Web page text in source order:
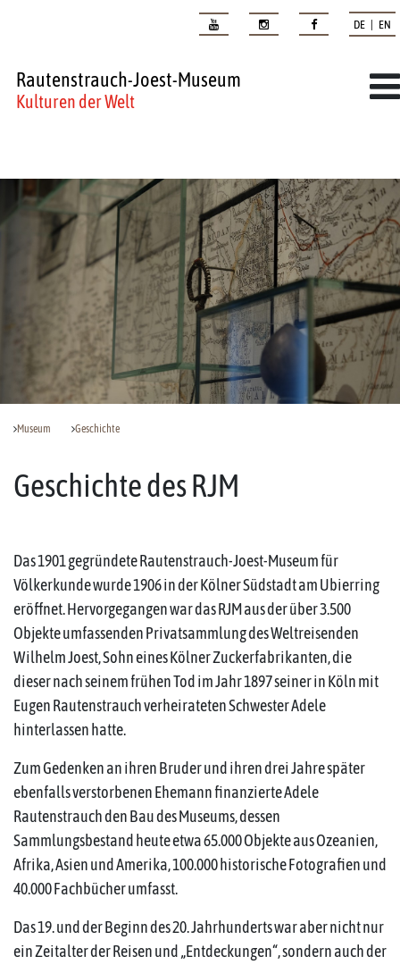
DE | EN
Rautenstrauch-Joest-Museum
Kulturen der Welt
Museum Geschichte
Geschichte des RJM
Das 1901 gegründete Rautenstrauch-Joest-Museum für
Völkerkunde wurde 1906 in der Kölner Südstadt am Ubierring
eröffnet. Hervorgegangen war das RJM aus der über 3.500
Objekte umfassenden Privatsammlung des Weltreisenden
Wilhelm Joest, Sohn eines Kölner Zuckerfabrikanten, die
dieser nach seinem frühen Tod im Jahr 1897 seiner in Köln mit
Eugen Rautenstrauch verheirateten Schwester Adele
hinterlassen hatte.
Zum Gedenken an ihren Bruder und ihren drei Jahre später
ebenfalls verstorbenen Ehemann finanzierte Adele
Rautenstrauch den Bau des Museums, dessen
Sammlungsbestand heute etwa 65.000 Objekte aus Ozeanien,
Afrika, Asien und Amerika, 100.000 historische Fotografien und
40.000 Fachbücher umfasst.
Das 19. und der Beginn des 20. Jahrhunderts war aber nicht nur
ein Zeitalter der Reisen und „Entdeckungen“, sondern auch der